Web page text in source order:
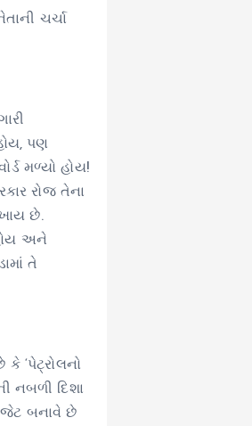
ચર્ચા
પણ
મળ્યો હોય!
રોજ તેના
છે.
અને
તે
‘પેટ્રોલનો
નબળી દિશા
બનાવે છે